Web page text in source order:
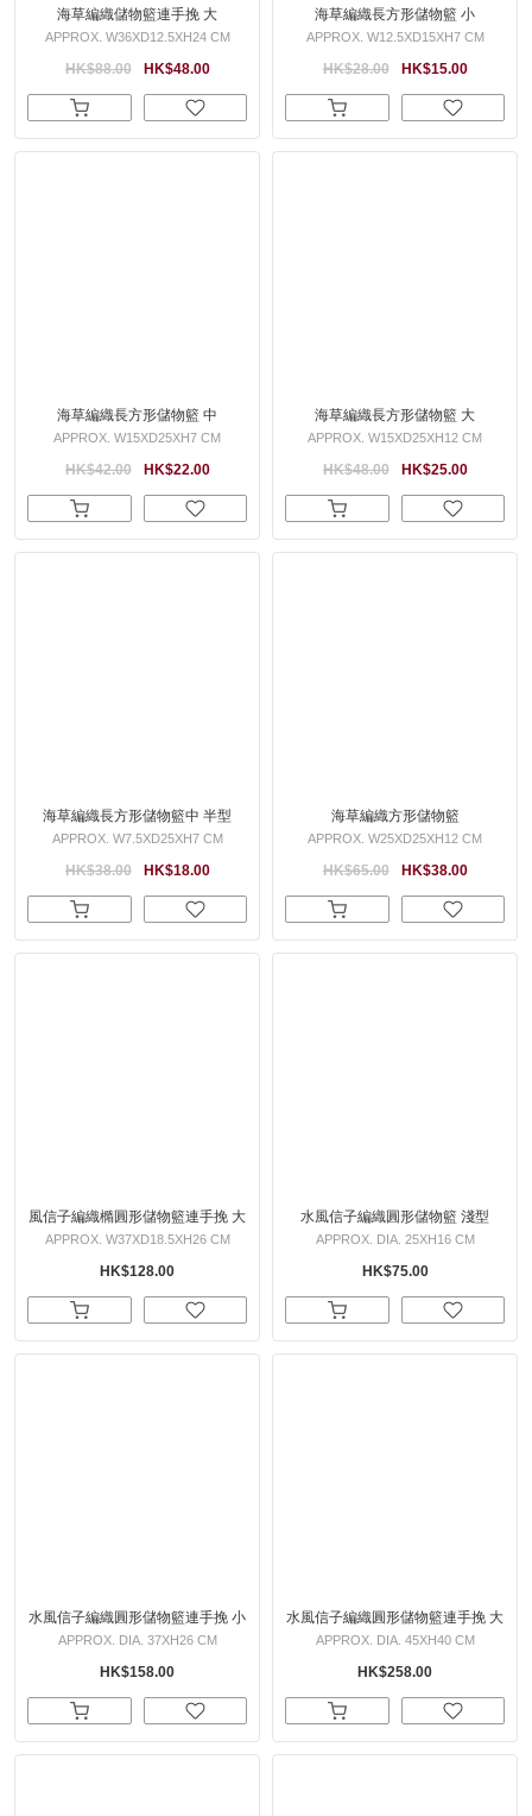
海草編織儲物籃連手挽 大
APPROX. W36XD12.5XH24 CM
HK$48.00
HK$88.00
海草編織長方形儲物籃 小
APPROX. W12.5XD15XH7 CM
HK$15.00
HK$28.00
海草編織長方形儲物籃 中
APPROX. W15XD25XH7 CM
HK$22.00
HK$42.00
海草編織長方形儲物籃 大
APPROX. W15XD25XH12 CM
HK$25.00
HK$48.00
海草編織長方形儲物籃中 半型
APPROX. W7.5XD25XH7 CM
HK$18.00
HK$38.00
海草編織方形儲物籃
APPROX. W25XD25XH12 CM
HK$38.00
HK$65.00
風信子編織橢圓形儲物籃連手挽 大
APPROX. W37XD18.5XH26 CM
HK$128.00
水風信子編織圓形儲物籃 淺型
APPROX. DIA. 25XH16 CM
HK$75.00
水風信子編織圓形儲物籃連手挽 小
APPROX. DIA. 37XH26 CM
HK$158.00
水風信子編織圓形儲物籃連手挽 大
APPROX. DIA. 45XH40 CM
HK$258.00